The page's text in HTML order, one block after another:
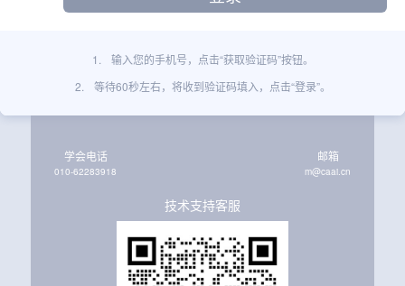
1.
输入您的手机号，点击“获取验证码”按钮。
2.
等待60秒左右，将收到验证码填入，点击“登录”。
学会电话
010-62283918
邮箱
m@caai.cn
技术支持客服